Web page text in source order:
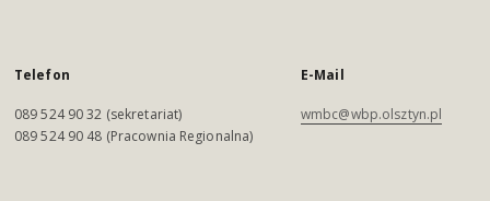
Telefon
089 524 90 32 (sekretariat)
089 524 90 48 (Pracownia Regionalna)
E-Mail
wmbc@wbp.olsztyn.pl